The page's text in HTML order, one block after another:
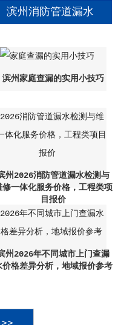
滨州消防管道漏水
滨州家庭查漏的实用小技巧
州2026消防管道漏水检测与
修一体化服务价格，工程类项
目报价
州2026年不同城市上门查漏
价格差异分析，地域报价参考